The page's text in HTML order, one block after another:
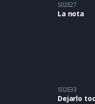
S02E27
La nota
S02E33
Dejarlo